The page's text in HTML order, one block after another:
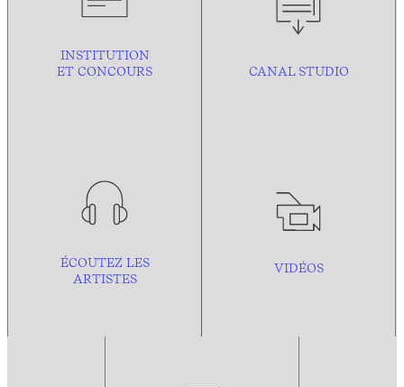
INSTITUTION
ET CONCOURS
CANAL STUDIO
ÉCOUTEZ LES
ARTISTES
VIDÉOS